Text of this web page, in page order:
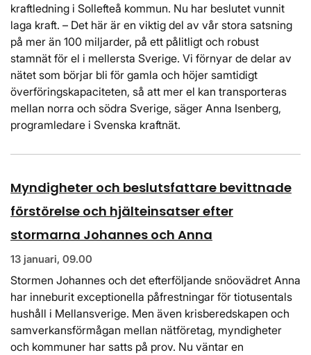
kraftledning i Sollefteå kommun. Nu har beslutet vunnit
laga kraft. – Det här är en viktig del av vår stora satsning
på mer än 100 miljarder, på ett pålitligt och robust
stamnät för el i mellersta Sverige. Vi förnyar de delar av
nätet som börjar bli för gamla och höjer samtidigt
överföringskapaciteten, så att mer el kan transporteras
mellan norra och södra Sverige, säger Anna Isenberg,
programledare i Svenska kraftnät.
Myndigheter och beslutsfattare bevittnade
förstörelse och hjälteinsatser efter
stormarna Johannes och Anna
13 januari, 09.00
Stormen Johannes och det efterföljande snöovädret Anna
har inneburit exceptionella påfrestningar för tiotusentals
hushåll i Mellansverige. Men även krisberedskapen och
samverkansförmågan mellan nätföretag, myndigheter
och kommuner har satts på prov. Nu väntar en